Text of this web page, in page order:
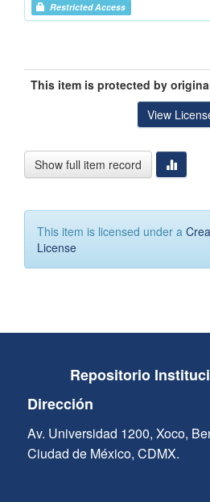
Restricted Access
This item is protected by
View
Show full item record
This item is licensed under a
License
Repositorio
Dirección
Av. Universidad 1200, Xoco,
Ciudad de México, CDMX.